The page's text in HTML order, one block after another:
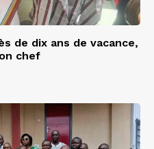
de dix ans de vacance,
chef